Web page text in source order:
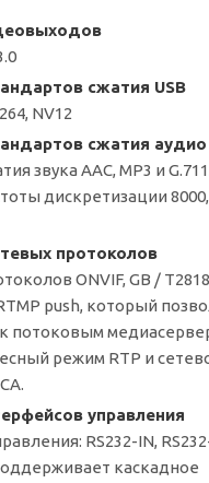
сжатия USB
NV12
сжатия аудио
звука AAC, MP3 и
дискретизации 8000,
протоколов
ONVIF, GB /
push, который
потоковым
режим RTP и
управления
RS232-IN,
каскадное